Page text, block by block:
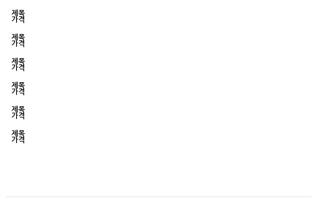
제목
가격
제목
가격
제목
가격
제목
가격
제목
가격
제목
가격